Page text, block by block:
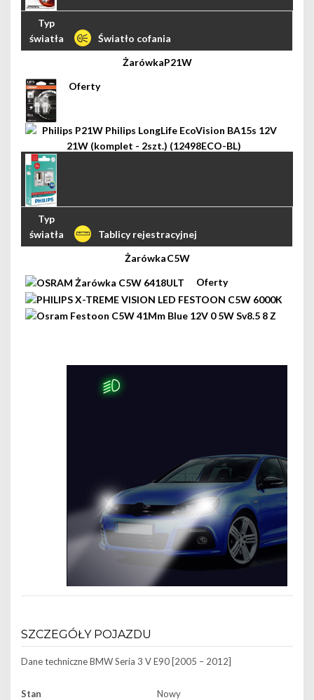
Światło cofania
P21W
Tablicy rejestracyjnej
C5W
SZCZEGÓŁY POJAZDU
Dane techniczneBMW Seria 3 V E90 [2005 – 2012]
Stan Nowy